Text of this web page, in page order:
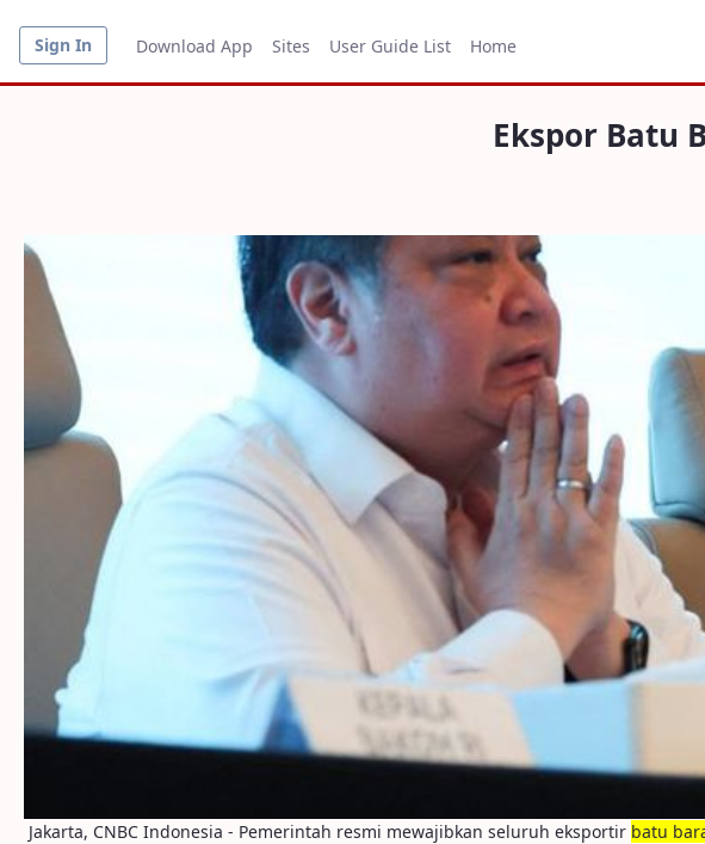
Home
User Guide List
Sites
Download App
Sign In
Ekspor Batu
Jakarta, CNBC Indonesia - Pemerintah resmi mewajibkan seluruh eksportir batu